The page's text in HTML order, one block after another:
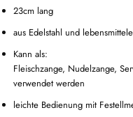
23cm lang
aus Edelstahl und
Kann als:
Fleischzange, Nudelzange,
verwendet werden
leichte Bedienung mit